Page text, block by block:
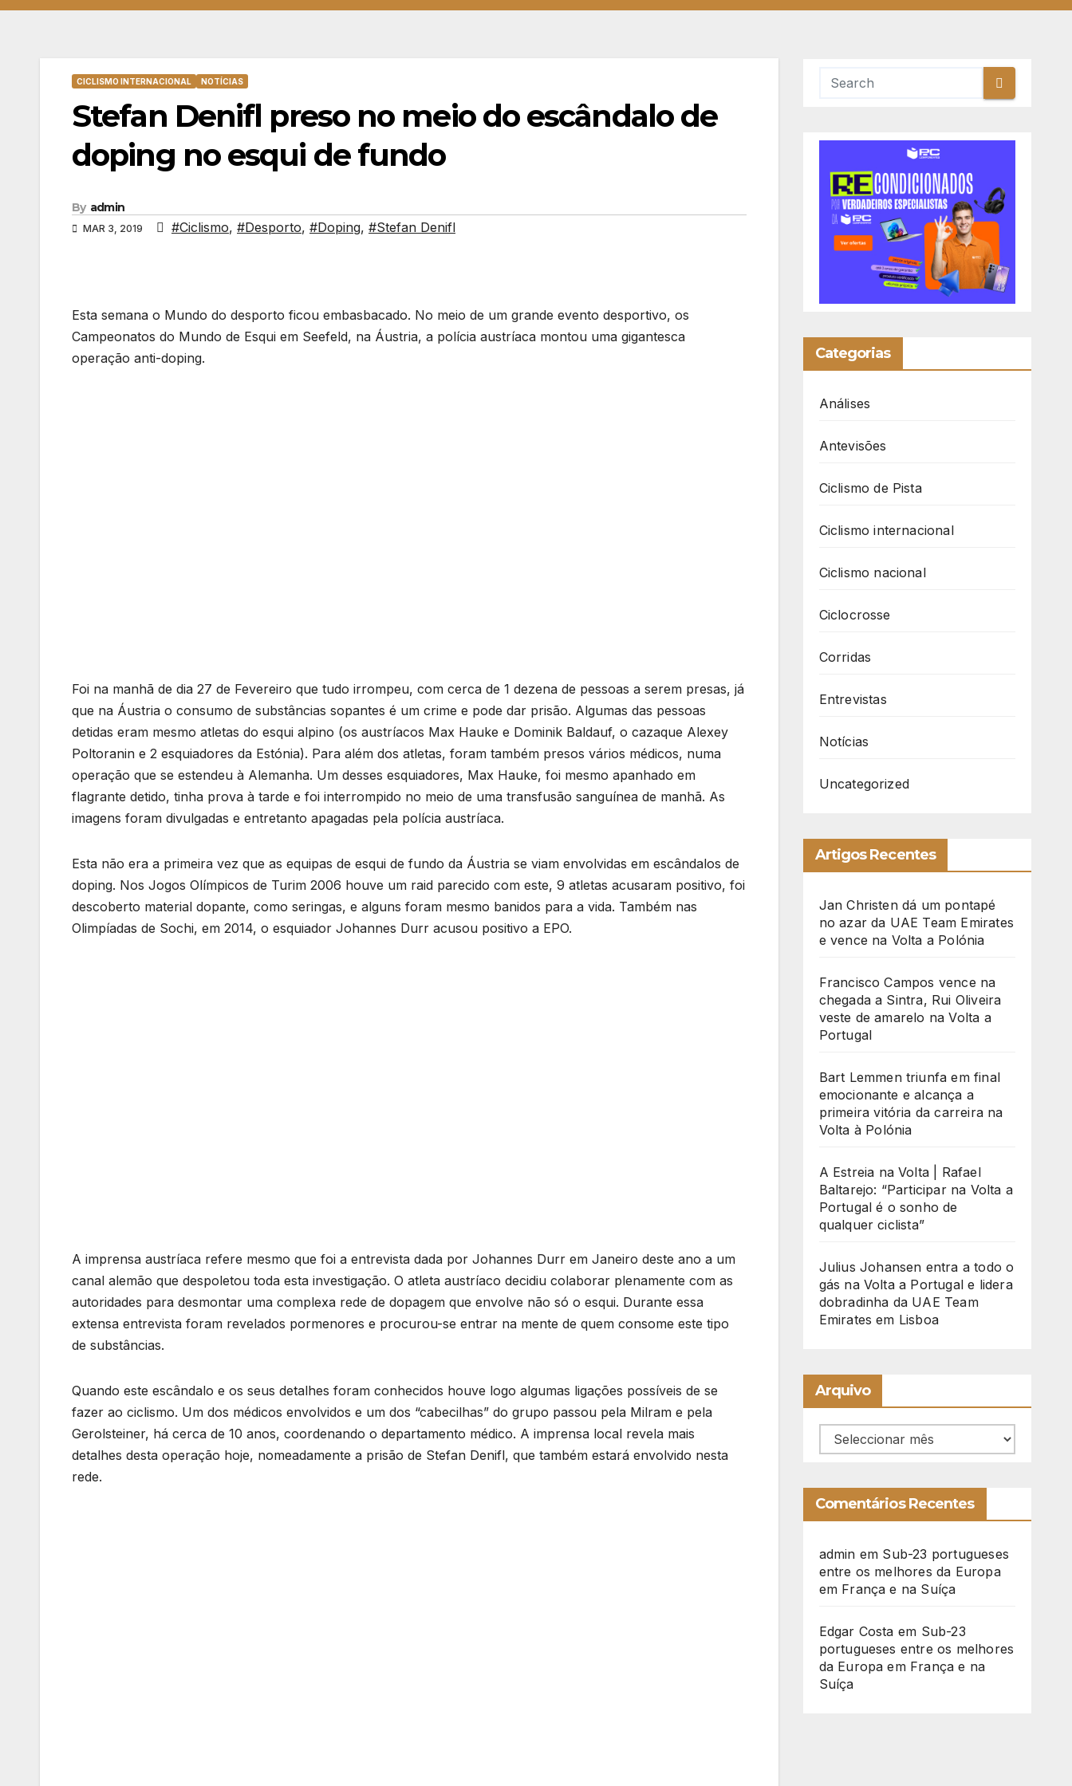
CICLISMO INTERNACIONAL NOTÍCIAS
Stefan Denifl preso no meio do escândalo de
doping no esqui de fundo
By admin
MAR 3, 2019 #Ciclismo, #Desporto, #Doping, #Stefan Denifl
Esta semana o Mundo do desporto ficou embasbacado. No meio de um grande evento desportivo, os
Campeonatos do Mundo de Esqui em Seefeld, na Áustria, a polícia austríaca montou uma gigantesca
operação anti-doping.
Foi na manhã de dia 27 de Fevereiro que tudo irrompeu, com cerca de 1 dezena de pessoas a serem presas, já
que na Áustria o consumo de substâncias sopantes é um crime e pode dar prisão. Algumas das pessoas
detidas eram mesmo atletas do esqui alpino (os austríacos Max Hauke e Dominik Baldauf, o cazaque Alexey
Poltoranin e 2 esquiadores da Estónia). Para além dos atletas, foram também presos vários médicos, numa
operação que se estendeu à Alemanha. Um desses esquiadores, Max Hauke, foi mesmo apanhado em
flagrante detido, tinha prova à tarde e foi interrompido no meio de uma transfusão sanguínea de manhã. As
imagens foram divulgadas e entretanto apagadas pela polícia austríaca.
Esta não era a primeira vez que as equipas de esqui de fundo da Áustria se viam envolvidas em escândalos de
doping. Nos Jogos Olímpicos de Turim 2006 houve um raid parecido com este, 9 atletas acusaram positivo, foi
descoberto material dopante, como seringas, e alguns foram mesmo banidos para a vida. Também nas
Olimpíadas de Sochi, em 2014, o esquiador Johannes Durr acusou positivo a EPO.
A imprensa austríaca refere mesmo que foi a entrevista dada por Johannes Durr em Janeiro deste ano a um
canal alemão que despoletou toda esta investigação. O atleta austríaco decidiu colaborar plenamente com as
autoridades para desmontar uma complexa rede de dopagem que envolve não só o esqui. Durante essa
extensa entrevista foram revelados pormenores e procurou-se entrar na mente de quem consome este tipo
de substâncias.
Quando este escândalo e os seus detalhes foram conhecidos houve logo algumas ligações possíveis de se
fazer ao ciclismo. Um dos médicos envolvidos e um dos “cabecilhas” do grupo passou pela Milram e pela
Gerolsteiner, há cerca de 10 anos, coordenando o departamento médico. A imprensa local revela mais
detalhes desta operação hoje, nomeadamente a prisão de Stefan Denifl, que também estará envolvido nesta
rede.
Categorias
Análises
Antevisões
Ciclismo de Pista
Ciclismo internacional
Ciclismo nacional
Ciclocrosse
Corridas
Entrevistas
Notícias
Uncategorized
Artigos Recentes
Jan Christen dá um pontapé
no azar da UAE Team Emirates
e vence na Volta a Polónia
Francisco Campos vence na
chegada a Sintra, Rui Oliveira
veste de amarelo na Volta a
Portugal
Bart Lemmen triunfa em final
emocionante e alcança a
primeira vitória da carreira na
Volta à Polónia
A Estreia na Volta | Rafael
Baltarejo: “Participar na Volta a
Portugal é o sonho de
qualquer ciclista”
Julius Johansen entra a todo o
gás na Volta a Portugal e lidera
dobradinha da UAE Team
Emirates em Lisboa
Arquivo
Arquivo
Comentários Recentes
admin em Sub-23 portugueses
entre os melhores da Europa
em França e na Suíça
Edgar Costa em Sub-23
portugueses entre os melhores
da Europa em França e na
Suíça